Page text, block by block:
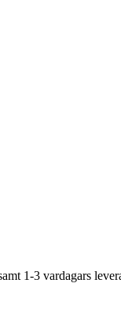
1-3 vardagars